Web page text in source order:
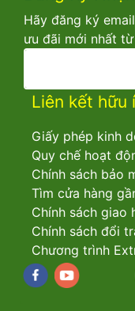
Hãy đăng ký
ưu đãi mới nhất
newsletter
Liên kết hữu
Giấy phép kinh
Quy chế hoạt
Chính sách bảo
Tìm cửa hàng
Chính sách giao
Chính sách đổi
Chương trình
Facebookyoutube